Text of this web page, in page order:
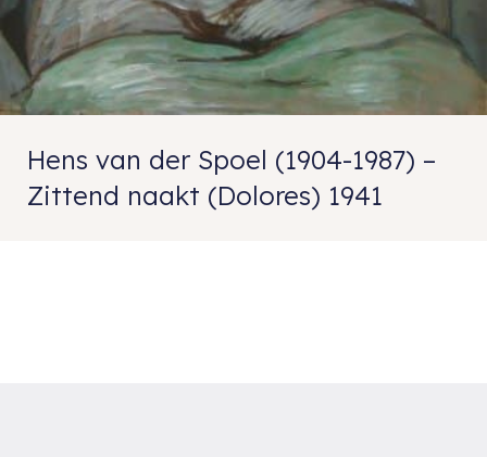
Hens van der Spoel (1904-1987) –
Zittend naakt (Dolores) 1941